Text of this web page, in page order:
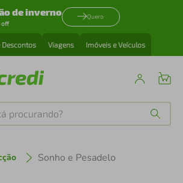
de inverno
off
Quero
Descontos Viagens Imóveis e Veículos
Sonho e Pesadelo